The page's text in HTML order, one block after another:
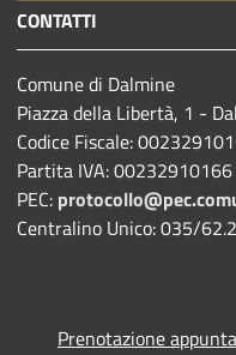
CONTATTI
Comune di Dalmine
Piazza della Libertà, 1 -
Codice Fiscale:
Partita IVA: 00232910166
PEC:
Centralino Unico: 035/
Prenotazione